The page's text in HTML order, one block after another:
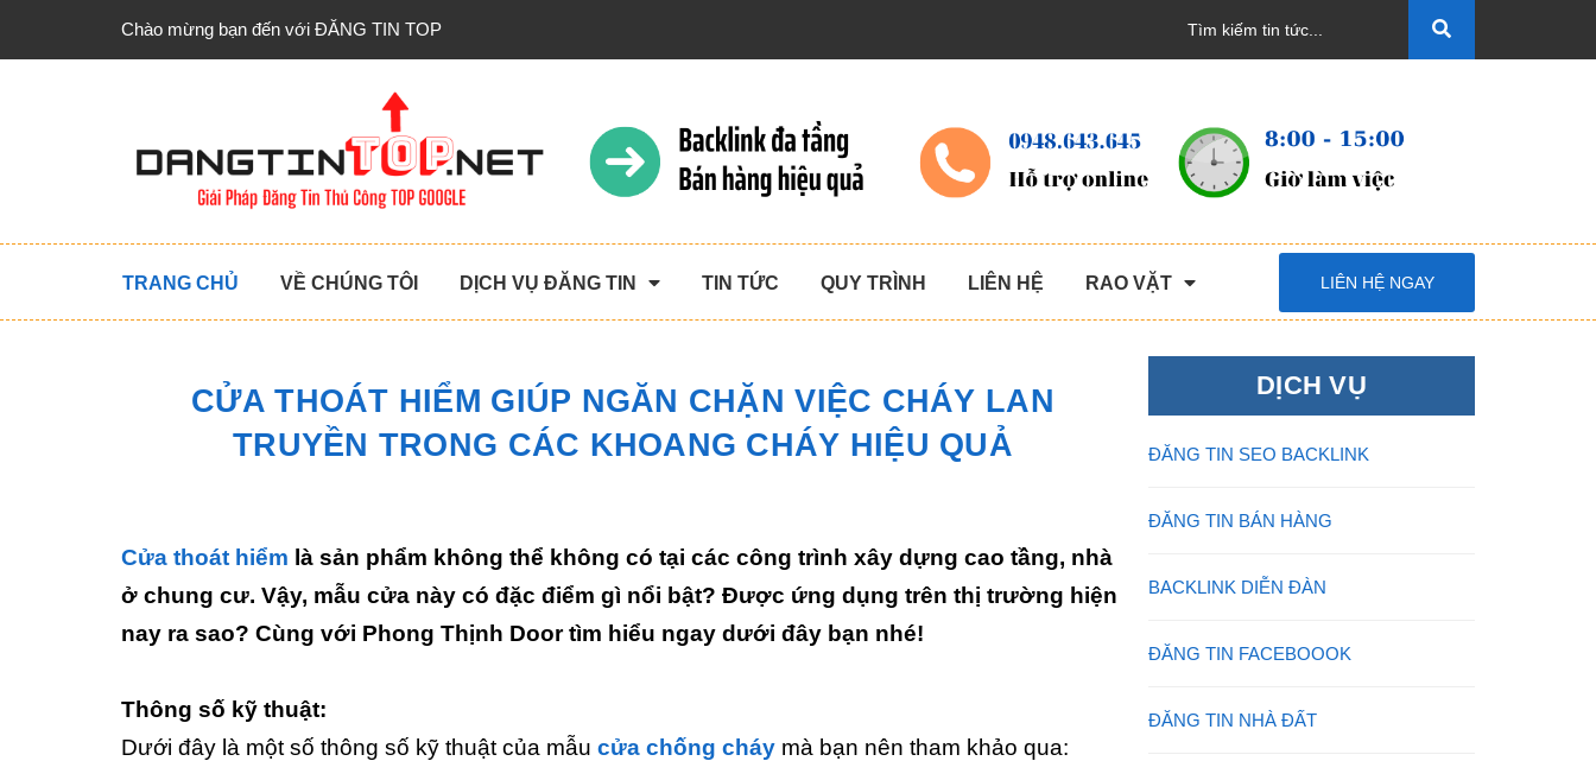
Chào mừng bạn đến với ĐĂNG TIN TOP
TRANG CHỦ VỀ CHÚNG TÔI DỊCH VỤ ĐĂNG TIN TIN TỨC QUY TRÌNH LIÊN HỆ RAO VẶT LIÊN HỆ NGAY
CỬA THOÁT HIỂM GIÚP NGĂN CHẶN VIỆC CHÁY LAN
TRUYỀN TRONG CÁC KHOANG CHÁY HIỆU QUẢ
Cửa thoát hiểm là sản phẩm không thể không có tại các công trình xây dựng cao tầng, nhà
ở chung cư. Vậy, mẫu cửa này có đặc điểm gì nổi bật? Được ứng dụng trên thị trường hiện
nay ra sao? Cùng với Phong Thịnh Door tìm hiểu ngay dưới đây bạn nhé!
Thông số kỹ thuật:
Dưới đây là một số thông số kỹ thuật của mẫu cửa chống cháy mà bạn nên tham khảo qua:
DỊCH VỤ
ĐĂNG TIN SEO BACKLINK
ĐĂNG TIN BÁN HÀNG
BACKLINK DIỄN ĐÀN
ĐĂNG TIN FACEBOOOK
ĐĂNG TIN NHÀ ĐẤT